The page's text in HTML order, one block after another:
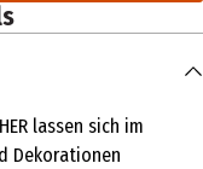
lassen sich im
Dekorationen